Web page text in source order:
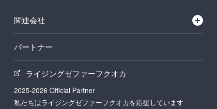
関連会社
パートナー
ライジングゼファーフクオカ
2025-2026 Official Partner
私たちはライジングゼファーフクオカを応援しています